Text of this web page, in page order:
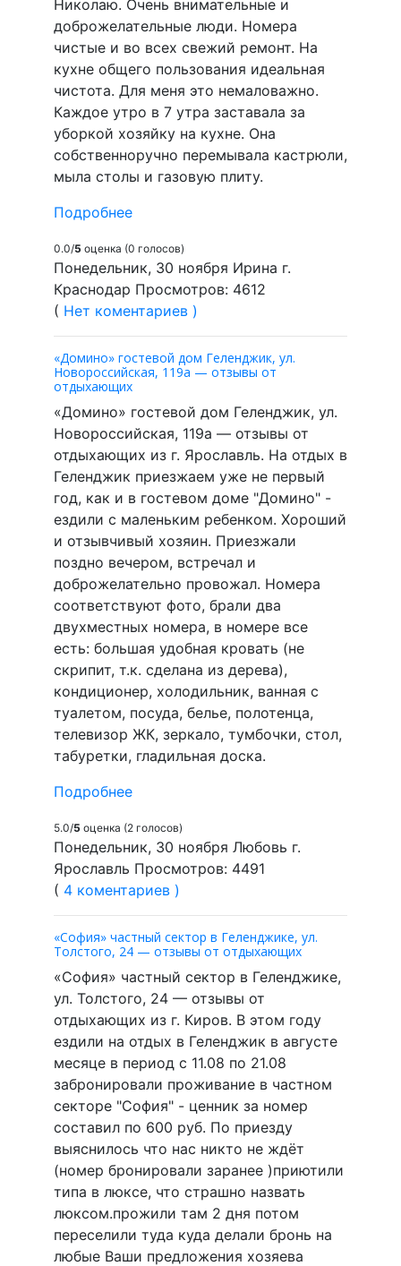
Николаю. Очень внимательные и
доброжелательные люди. Номера
чистые и во всех свежий ремонт. На
кухне общего пользования идеальная
чистота. Для меня это немаловажно.
Каждое утро в 7 утра заставала за
уборкой хозяйку на кухне. Она
собственноручно перемывала кастрюли,
мыла столы и газовую плиту.
Подробнее
0.0/5 оценка (0 голосов)
Понедельник, 30 ноября Ирина г.
Краснодар Просмотров: 4612
( Нет коментариев )
«Домино» гостевой дом Геленджик, ул.
Новороссийская, 119а — отзывы от
отдыхающих
«Домино» гостевой дом Геленджик, ул.
Новороссийская, 119а — отзывы от
отдыхающих из г. Ярославль. На отдых в
Геленджик приезжаем уже не первый
год, как и в гостевом доме "Домино" -
ездили с маленьким ребенком. Хороший
и отзывчивый хозяин. Приезжали
поздно вечером, встречал и
доброжелательно провожал. Номера
соответствуют фото, брали два
двухместных номера, в номере все
есть: большая удобная кровать (не
скрипит, т.к. сделана из дерева),
кондиционер, холодильник, ванная с
туалетом, посуда, белье, полотенца,
телевизор ЖК, зеркало, тумбочки, стол,
табуретки, гладильная доска.
Подробнее
5.0/5 оценка (2 голосов)
Понедельник, 30 ноября Любовь г.
Ярославль Просмотров: 4491
( 4 коментариев )
«София» частный сектор в Геленджике, ул.
Толстого, 24 — отзывы от отдыхающих
«София» частный сектор в Геленджике,
ул. Толстого, 24 — отзывы от
отдыхающих из г. Киров. В этом году
ездили на отдых в Геленджик в августе
месяце в период с 11.08 по 21.08
забронировали проживание в частном
секторе "София" - ценник за номер
составил по 600 руб. По приезду
выяснилось что нас никто не ждёт
(номер бронировали заранее )приютили
типа в люксе, что страшно назвать
люксом.прожили там 2 дня потом
переселили туда куда делали бронь на
любые Ваши предложения хозяева